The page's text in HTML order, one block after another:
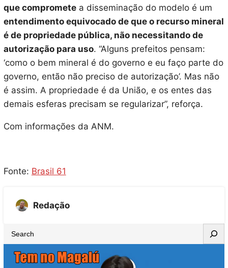
que comprometea disseminação do modelo é um
entendimento equivocado de que o recurso mineral
é de propriedade pública, não necessitando de
autorização para uso. “Alguns prefeitos pensam:
‘como o bem mineral é do governo e eu faço parte do
governo, então não preciso de autorização’. Mas não
é assim. A propriedade é da União, e os entes das
demais esferas precisam se regularizar”, reforça.
Com informações da ANM.
Fonte: Brasil 61
Redação
e